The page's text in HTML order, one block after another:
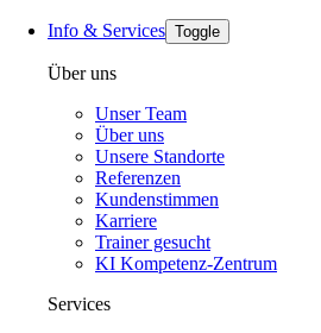
Info & Services Toggle
Über uns
Unser Team
Über uns
Unsere Standorte
Referenzen
Kundenstimmen
Karriere
Trainer gesucht
KI Kompetenz-Zentrum
Services